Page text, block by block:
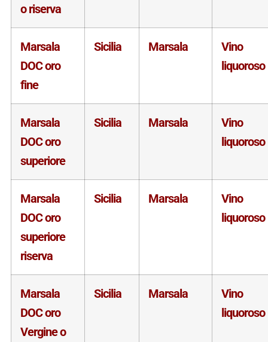
o riserva
Marsala
DOC oro
fine
Sicilia Marsala
Vino
liquoroso
Marsala
DOC oro
superiore
Sicilia Marsala
Vino
liquoroso
Marsala
DOC oro
superiore
riserva
Sicilia Marsala
Vino
liquoroso
Marsala
DOC oro
Vergine o
Sicilia Marsala
Vino
liquoroso